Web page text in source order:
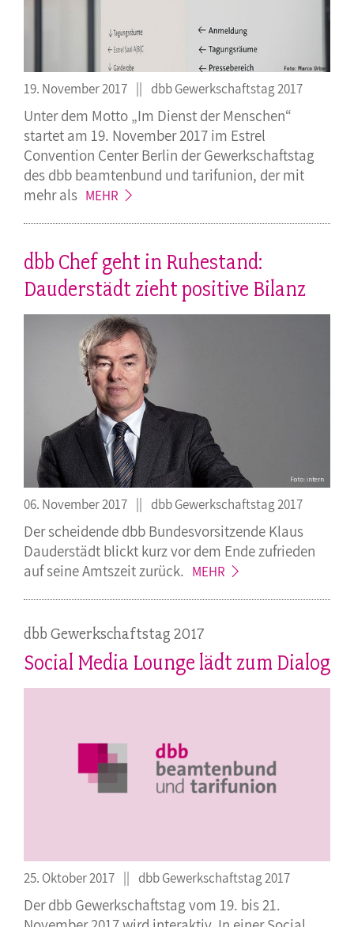
19. November 2017 dbb Gewerkschaftstag 2017
Unter dem Motto „Im Dienst der Menschen“
startet am 19. November 2017 im Estrel
Convention Center Berlin der Gewerkschaftstag
des dbb beamtenbund und tarifunion, der mit
mehrals MEHR
dbb Chef geht in Ruhestand:
Dauderstädt zieht positive Bilanz
06. November 2017 dbb Gewerkschaftstag 2017
Der scheidende dbb Bundesvorsitzende Klaus
Dauderstädt blickt kurz vor dem Ende zufrieden
auf seine Amtszeitzurück. MEHR
dbb Gewerkschaftstag 2017
Social Media Lounge lädt zum Dialog
25. Oktober 2017 dbb Gewerkschaftstag 2017
Der dbb Gewerkschaftstag vom 19. bis 21.